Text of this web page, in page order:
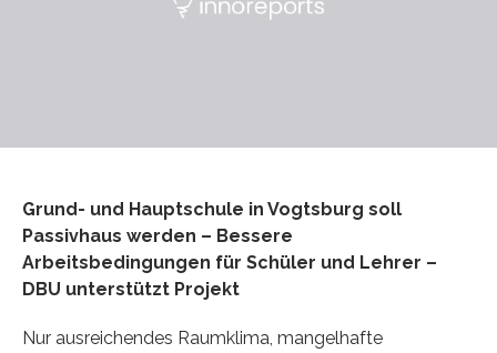
Grund- und Hauptschule in Vogtsburg soll
Passivhaus werden – Bessere
Arbeitsbedingungen für Schüler und Lehrer –
DBU unterstützt Projekt
Nur ausreichendes Raumklima, mangelhafte